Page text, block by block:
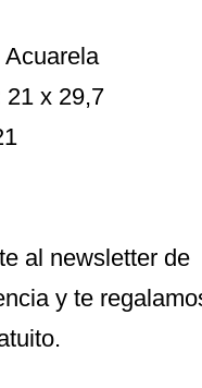
Acuarela
21 x 29,7
al newsletter de
y te